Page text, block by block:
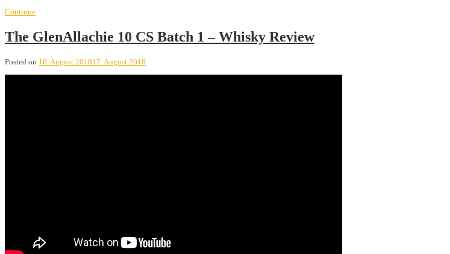
Continue
The GlenAllachie 10 CS Batch 1 – Whisky Review
Posted on 10. August 201817. August 2018